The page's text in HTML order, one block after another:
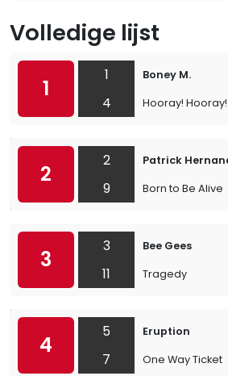
Volledige lijst
1
1
4
Boney M.
Hooray! Hooray!
2
2
9
Patrick
Born to Be Alive
3
3
11
Bee Gees
Tragedy
4
5
7
Eruption
One Way Ticket